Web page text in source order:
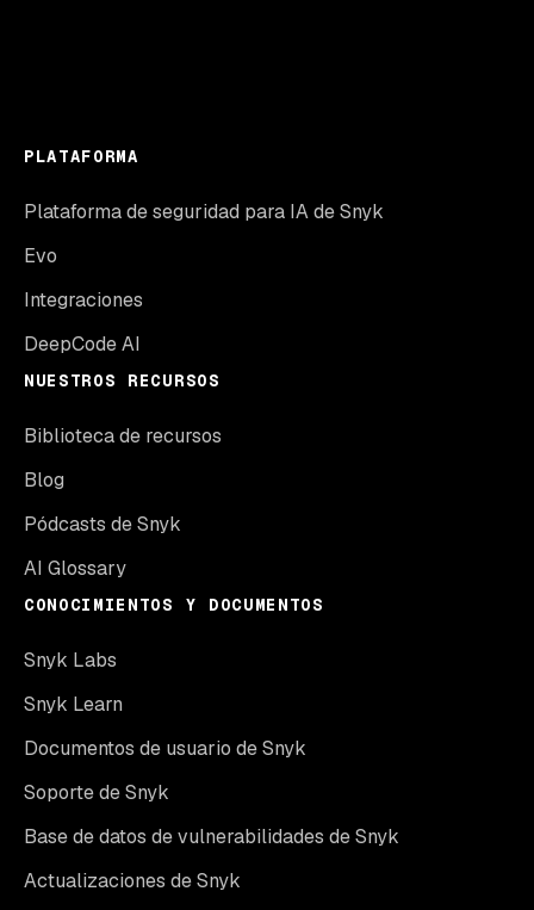
PLATAFORMA
Plataforma de seguridad para IA de Snyk
Evo
Integraciones
DeepCode AI
NUESTROS RECURSOS
Biblioteca de recursos
Blog
Pódcasts de Snyk
AI Glossary
CONOCIMIENTOS Y DOCUMENTOS
Snyk Labs
Snyk Learn
Documentos de usuario de Snyk
Soporte de Snyk
Base de datos de vulnerabilidades de Snyk
Actualizaciones de Snyk